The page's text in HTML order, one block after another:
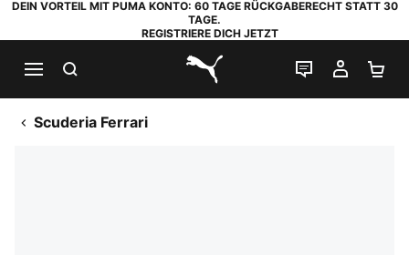
DEIN VORTEIL MIT PUMA KONTO: 60 TAGE RÜCKGABERECHT STATT 30
TAGE.
REGISTRIERE DICH JETZT
PUMA.com
LIVE-CHAT
MEIN
Scuderia Ferrari